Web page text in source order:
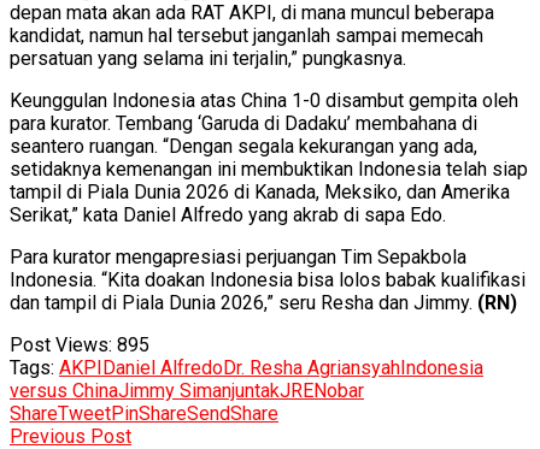
depan mata akan ada RAT AKPI, di mana muncul beberapa
kandidat, namun hal tersebut janganlah sampai memecah
persatuan yang selama ini terjalin,” pungkasnya.
Keunggulan Indonesia atas China 1-0 disambut gempita oleh
para kurator. Tembang ‘Garuda di Dadaku’ membahana di
seantero ruangan. “Dengan segala kekurangan yang ada,
setidaknya kemenangan ini membuktikan Indonesia telah siap
tampil di Piala Dunia 2026 di Kanada, Meksiko, dan Amerika
Serikat,” kata Daniel Alfredo yang akrab di sapa Edo.
Para kurator mengapresiasi perjuangan Tim Sepakbola
Indonesia. “Kita doakan Indonesia bisa lolos babak kualifikasi
dan tampil di Piala Dunia 2026,” seru Resha dan Jimmy. (RN)
Post Views: 895
Tags: AKPIDaniel AlfredoDr. Resha AgriansyahIndonesia
versus ChinaJimmy SimanjuntakJRENobar
ShareTweetPinShareSendShare
Previous Post